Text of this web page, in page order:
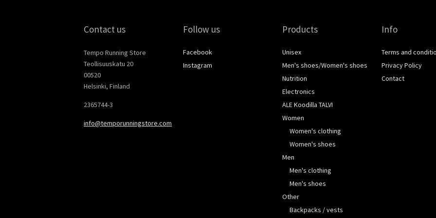
Contact us
Tempo Running Store
Teollisuuskatu 20
00520
Helsinki, Finland
2365744-3
info@temporunningstore.com
Follow us
Facebook
Instagram
Products
Unisex
Men's shoes/Women's shoes
Nutrition
Electronics
ALE Koodilla TALVI
Women
Women's clothing
Women's shoes
Men
Men's clothing
Men's shoes
Other
Backpacks / vests
Info
Terms and
Privacy Policy
Contact